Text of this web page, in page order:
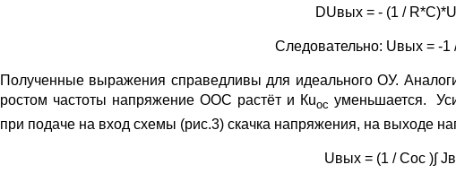
DUвых = - (1 /
Следовательно: Uвых = -1
Полученные выражения справедливы для идеального ОУ.
ростом частоты напряжение ООС растёт и Кuос уменьшается.
при подаче на вход схемы (рис.3) скачка напряжения, на выходе
Uвых = (1 / Coc )∫